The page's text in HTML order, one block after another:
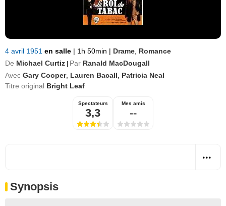
4 avril 1951 en salle | 1h 50min | Drame Romance
De Michael Curtiz Par Ranald MacDougall
Avec Gary Cooper, Lauren Bacall
Patricia Neal
Titre original Bright Leaf
Spectateurs
3,3
Mes amis
--
Synopsis